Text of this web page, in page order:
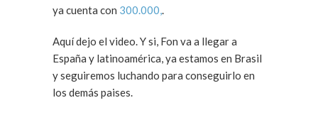
ya cuenta con 300.000,.
Aquí dejo el video. Y si, Fon va a llegar a
España y latinoamérica, ya estamos en Brasil
y seguiremos luchando para conseguirlo en
los demás paises.